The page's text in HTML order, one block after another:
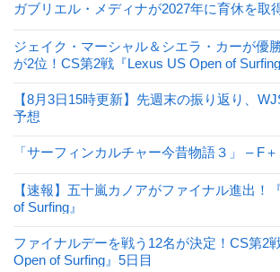
ガブリエル・メディナが2027年に育休を取
ジェイク・マーシャル＆シエラ・カーが優
が2位！CS第2戦『Lexus US Open of Surfing
【8月3日15時更新】先週末の振り返り、
予想
「サーフィンカルチャー今昔物語３」 – F
【速報】五十嵐カノアがファイナル進出！
of Surfing』
ファイナルデーを戦う12名が決定！CS第2
Open of Surfing』5日目